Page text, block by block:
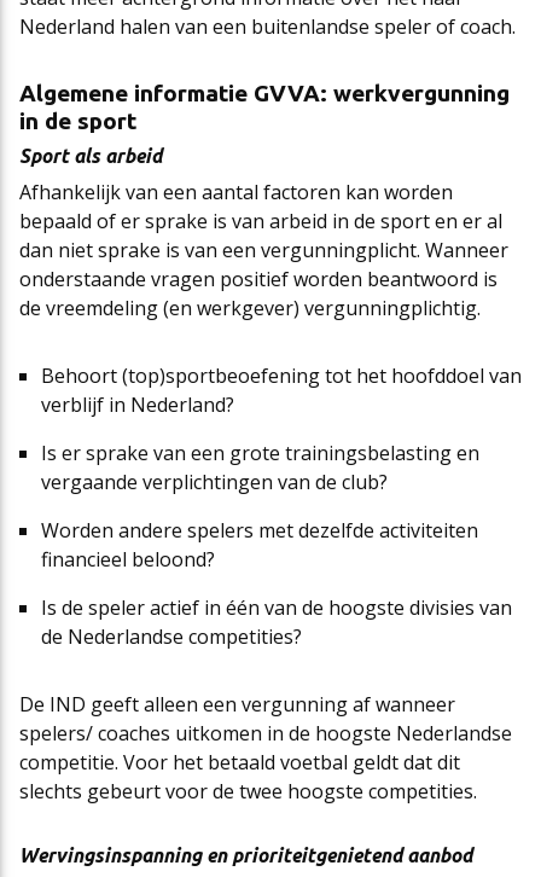
Nederland halen van een buitenlandse speler of coach.
Algemene informatie GVVA: werkvergunning
in de sport
Sport als arbeid
Afhankelijk van een aantal factoren kan worden
bepaald of er sprake is van arbeid in de sport en er al
dan niet sprake is van een vergunningplicht. Wanneer
onderstaande vragen positief worden beantwoord is
de vreemdeling (en werkgever) vergunningplichtig.
Behoort (top)sportbeoefening tot het hoofddoel van
verblijf in Nederland?
Is er sprake van een grote trainingsbelasting en
vergaande verplichtingen van de club?
Worden andere spelers met dezelfde activiteiten
financieel beloond?
Is de speler actief in één van de hoogste divisies van
de Nederlandse competities?
De IND geeft alleen een vergunning af wanneer
spelers/ coaches uitkomen in de hoogste Nederlandse
competitie. Voor het betaald voetbal geldt dat dit
slechts gebeurt voor de twee hoogste competities.
Wervingsinspanning en prioriteitgenietend aanbod
Cao-app
Updates CAO Sport 2026-2027
FAQ
Arbeidsmarktfonds Samen Presteren
First Time Leaders
Strategisch en Wendbaar Leiderschap in de Sport
Governance in de Sport
Mantelovereenkomsten
Thema’s
Het nieuwe pensioenstelsel
Podcasts
Team
Raad van Toezicht
Vacatures
Nieuws
Agenda
Contact